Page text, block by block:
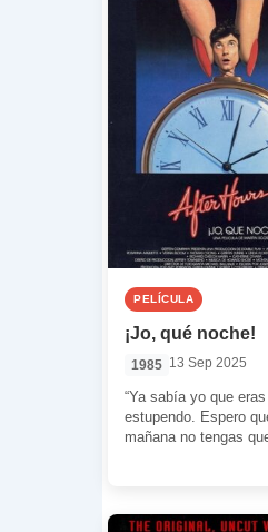
PELÍCULA
¡Jo, qué noche!
1985 13 Sep 2025
“Ya sabía yo que
estupendo. Espero
mañana no tengas